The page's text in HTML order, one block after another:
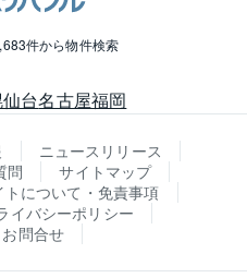
件から物件検索
仙台名古屋福岡
ニュースリリース
問
サイトマップ
トについて・免責事項
イバシーポリシー
問合せ